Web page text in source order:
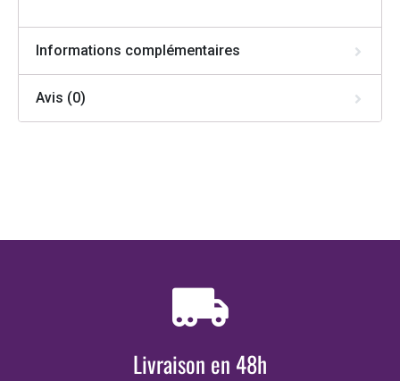
Informations complémentaires
Avis (0)
Livraison en 48h